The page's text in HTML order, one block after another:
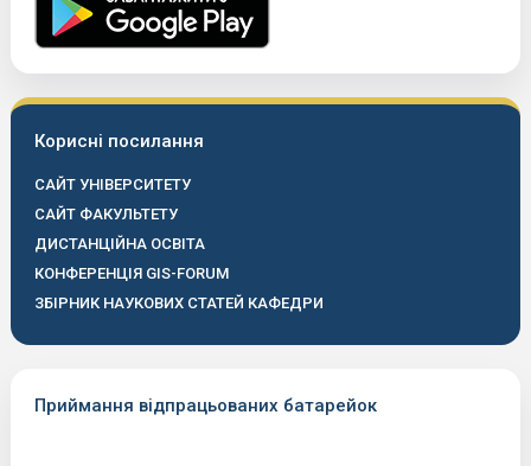
Корисні посилання
САЙТ УНІВЕРСИТЕТУ
САЙТ ФАКУЛЬТЕТУ
ДИСТАНЦІЙНА ОСВІТА
КОНФЕРЕНЦІЯ GIS-FORUM
ЗБІРНИК НАУКОВИХ СТАТЕЙ КАФЕДРИ
Приймання відпрацьованих батарейок